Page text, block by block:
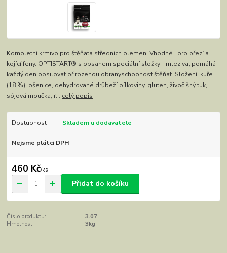
Kompletní krmivo pro štěňata středních plemen. Vhodné i pro březí a
kojící feny. OPTISTART® s obsahem speciální složky - mleziva, pomáhá
každý den posilovat přirozenou obranyschopnost štěňat. Složení: kuře
(18 %), pšenice, dehydrované drůbeží bílkoviny, gluten, živočišný tuk,
sójová moučka, r... celý popis
Dostupnost Skladem u dodavatele
Nejsme plátci DPH
460 Kč/ks
Přidat do košíku
Číslo produktu:
3.07
Hmotnost:
3kg